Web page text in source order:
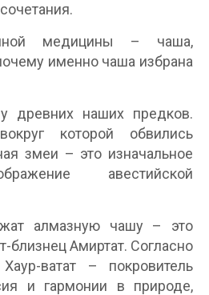
медицины – чаша,
именно чаша избрана
древних наших предков.
которой обвились
змеи – это изначальное
авестийской
алмазную чашу – это
близнец Амиртат. Согласно
ватат – покровитель
и гармонии в природе,